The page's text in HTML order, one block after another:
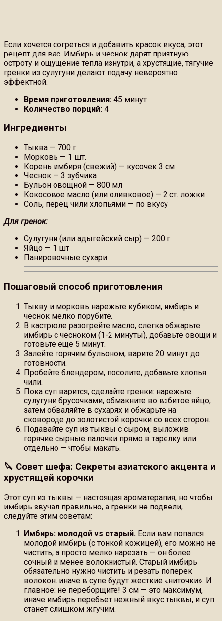
Если хочется согреться и добавить красок вкуса, этот
рецепт для вас. Имбирь и чеснок дарят приятную
остроту и ощущение тепла изнутри, а хрустящие, тягучие
гренки из сулугуни делают подачу невероятно
эффектной.
Время приготовления: 45 минут
Количество порций: 4
Ингредиенты
Тыква — 700 г
Морковь — 1 шт.
Корень имбиря (свежий) — кусочек 3 см
Чеснок — 3 зубчика
Бульон овощной — 800 мл
Кокосовое масло (или оливковое) — 2 ст. ложки
Соль, перец чили хлопьями — по вкусу
Для гренок:
Сулугуни (или адыгейский сыр) — 200 г
Яйцо — 1 шт
Панировочные сухари
Пошаговый способ приготовления
Тыкву и морковь нарежьте кубиком, имбирь и
чеснок мелко порубите.
В кастрюле разогрейте масло, слегка обжарьте
имбирь с чесноком (1-2 минуты), добавьте овощи и
готовьте еще 5 минут.
Залейте горячим бульоном, варите 20 минут до
готовности.
Пробейте блендером, посолите, добавьте хлопья
чили.
Пока суп варится, сделайте гренки: нарежьте
сулугуни брусочками, обмакните во взбитое яйцо,
затем обваляйте в сухарях и обжарьте на
сковороде до золотистой корочки со всех сторон.
Подавайте суп из тыквы с сыром, выложив
горячие сырные палочки прямо в тарелку или
отдельно — чтобы макать.
🔪 Совет шефа: Секреты азиатского акцента и
хрустящей корочки
Этот суп из тыквы — настоящая ароматерапия, но чтобы
имбирь звучал правильно, а гренки не подвели,
следуйте этим советам:
Имбирь: молодой vs старый. Если вам попался
молодой имбирь (с тонкой кожицей), его можно не
чистить, а просто мелко нарезать — он более
сочный и менее волокнистый. Старый имбирь
обязательно нужно чистить и резать поперек
волокон, иначе в супе будут жесткие «ниточки». И
главное: не переборщите! 3 см — это максимум,
иначе имбирь перебьет нежный вкус тыквы, и суп
станет слишком жгучим.